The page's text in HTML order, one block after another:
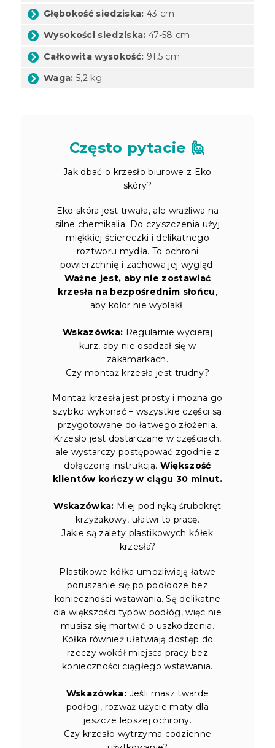
Głębokość siedziska: 43 cm
Wysokości siedziska: 47-58 cm
Całkowita wysokość: 91,5 cm
Waga: 5,2 kg
Często pytacie 🙋
Jak dbać o krzesło biurowe z Eko
skóry?
Eko skóra jest trwała, ale wrażliwa na
silne chemikalia. Do czyszczenia użyj
miękkiej ściereczki i delikatnego
roztworu mydła. To ochroni
powierzchnię i zachowa jej wygląd.
Ważne jest, aby nie zostawiać
krzesła na bezpośrednim słońcu,
aby kolor nie wyblakł.
Wskazówka: Regularnie wycieraj
kurz, aby nie osadzał się w
zakamarkach.
Czy montaż krzesła jest trudny?
Montaż krzesła jest prosty i można go
szybko wykonać – wszystkie części są
przygotowane do łatwego złożenia.
Krzesło jest dostarczane w częściach,
ale wystarczy postępować zgodnie z
dołączoną instrukcją. Większość
klientów kończy w ciągu 30 minut.
Wskazówka: Miej pod ręką śrubokręt
krzyżakowy, ułatwi to pracę.
Jakie są zalety plastikowych kółek
krzesła?
Plastikowe kółka umożliwiają łatwe
poruszanie się po podłodze bez
konieczności wstawania. Są delikatne
dla większości typów podłóg, więc nie
musisz się martwić o uszkodzenia.
Kółka również ułatwiają dostęp do
rzeczy wokół miejsca pracy bez
konieczności ciągłego wstawania.
Wskazówka: Jeśli masz twarde
podłogi, rozważ użycie maty dla
jeszcze lepszej ochrony.
Czy krzesło wytrzyma codzienne